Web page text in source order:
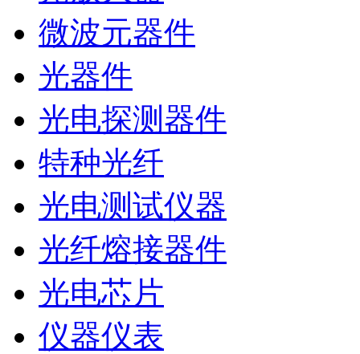
微波元器件
光器件
光电探测器件
特种光纤
光电测试仪器
光纤熔接器件
光电芯片
仪器仪表